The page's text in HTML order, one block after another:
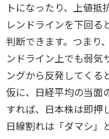
トになったり、上値抵
レンドラインを下回る
判断できます。つまり
ンドライン上でも弱気
ングから反発してくる
仮に、日経平均の当面
すれば、日本株は即押
日線割れは「ダマシ」